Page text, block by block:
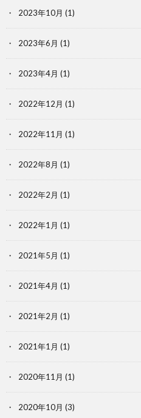
2023年10月 (1)
2023年6月 (1)
2023年4月 (1)
2022年12月 (1)
2022年11月 (1)
2022年8月 (1)
2022年2月 (1)
2022年1月 (1)
2021年5月 (1)
2021年4月 (1)
2021年2月 (1)
2021年1月 (1)
2020年11月 (1)
2020年10月 (3)